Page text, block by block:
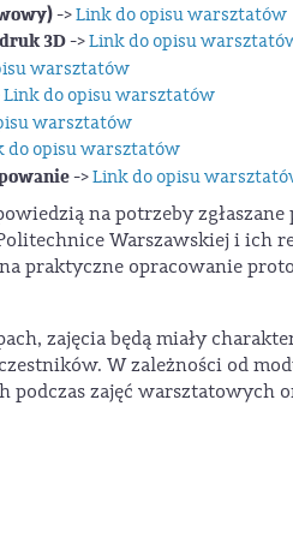
->Link do opisu warsztatów
3D->Link do opisu
warsztatów
Link do opisu warsztatów
warsztatów
do opisu warsztatów
->Link do opisu
na potrzeby
Warszawskiej i ich
praktyczne opracowanie
zajęcia będą miały
W zależności od
podczas zajęć warsztatowych